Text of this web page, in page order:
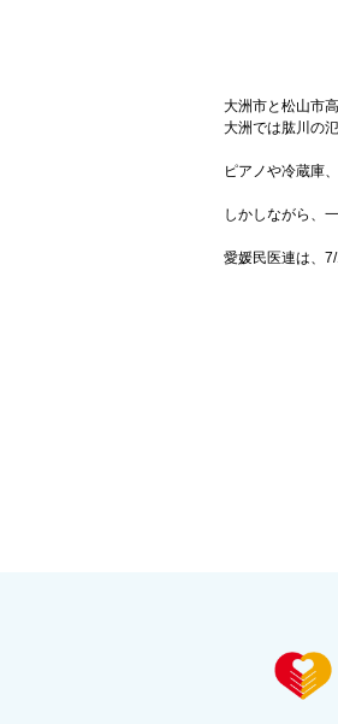
大洲市と松山市
大洲では肱川の
ピアノや冷蔵庫
しかしながら、
愛媛民医連は、